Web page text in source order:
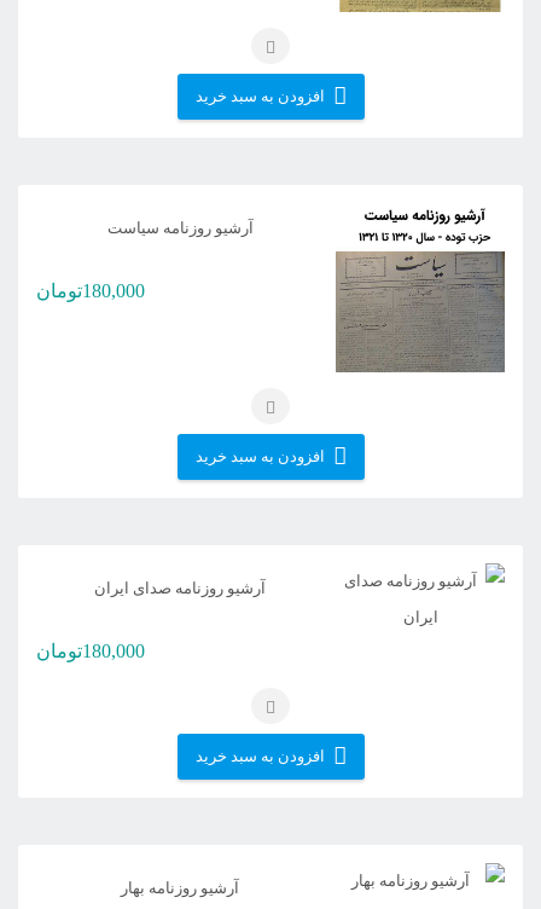
افزودن به سبد خرید
آرشیو روزنامه سیاست
180,000تومان
افزودن به سبد خرید
آرشیو روزنامه صدای ایران
180,000تومان
افزودن به سبد خرید
آرشیو روزنامه بهار